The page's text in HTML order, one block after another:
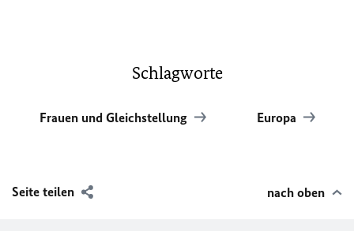
Schlagworte
Frauen und Gleichstellung Europa
Seite teilen nach oben